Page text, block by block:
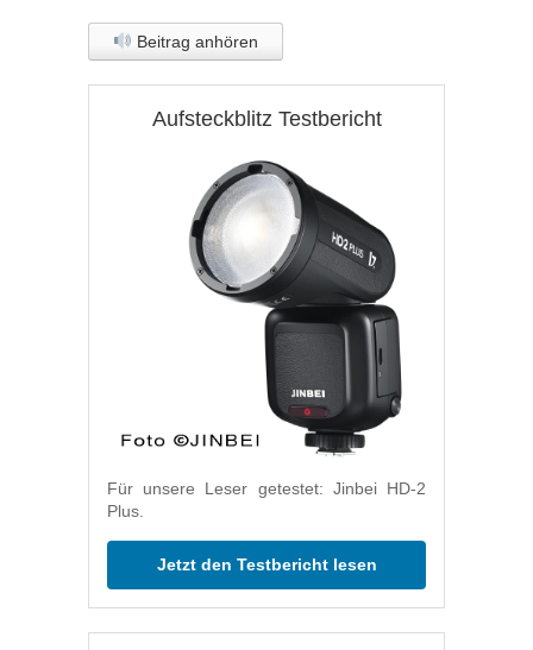
Beitrag anhören
Aufsteckblitz Testbericht
Für unsere Leser getestet: Jinbei HD-2
Plus.
Jetzt den Testbericht lesen